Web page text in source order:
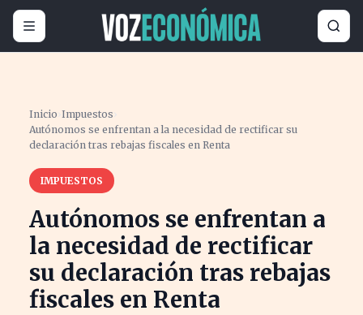
Inicio ›Impuestos ›
Autónomos se enfrentan a la necesidad de rectificar su
declaración tras rebajas fiscales en Renta
IMPUESTOS
Autónomos se enfrentan a
la necesidad de rectificar
su declaración tras rebajas
fiscales en Renta